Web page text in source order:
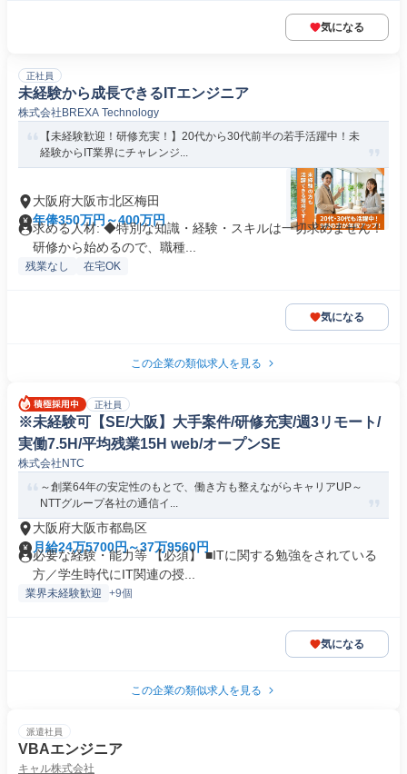
気になる
正社員
未経験から成長できるITエンジニア
株式会社BREXA Technology
【未経験歓迎！研修充実！】20代から30代前半の若手活躍中！未
経験からIT業界にチャレンジ...
大阪府大阪市北区梅田
年俸350万円～400万円
求める人材: ◆特別な知識・経験・スキルは一切求めません！
研修から始めるので、職種...
残業なし 在宅OK
気になる
この企業の類似求人を見る
正社員
※未経験可【SE/大阪】大手案件/研修充実/週3リモート/
実働7.5H/平均残業15H web/オープンSE
株式会社NTC
～創業64年の安定性のもとで、働き方も整えながらキャリアUP～
NTTグループ各社の通信イ...
大阪府大阪市都島区
月給24万5700円～37万9560円
必要な経験・能力等 【必須】 ■ITに関する勉強をされている
方／学生時代にIT関連の授...
業界未経験歓迎 +9個
気になる
この企業の類似求人を見る
派遣社員
VBAエンジニア
キャル株式会社